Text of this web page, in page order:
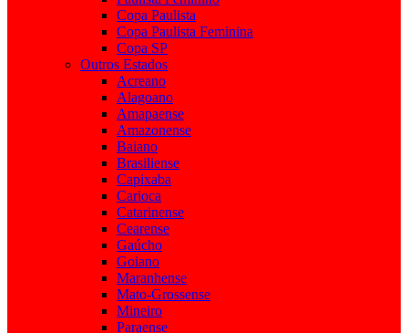
Copa Paulista
Copa Paulista Feminina
Copa SP
Outros Estados
Acreano
Alagoano
Amapaense
Amazonense
Baiano
Brasiliense
Capixaba
Carioca
Catarinense
Cearense
Gaúcho
Goiano
Maranhense
Mato-Grossense
Mineiro
Paraense